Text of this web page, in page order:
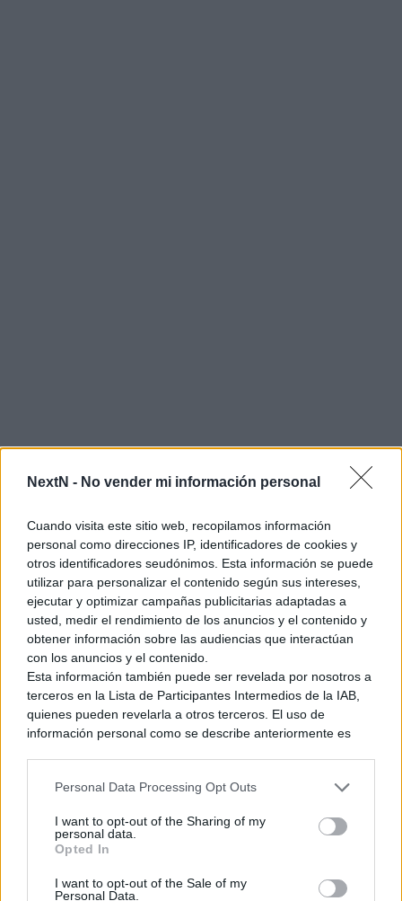
NextN - No vender mi información personal
Cuando visita este sitio web, recopilamos información
personal como direcciones IP, identificadores de cookies y
otros identificadores seudónimos. Esta información se puede
utilizar para personalizar el contenido según sus intereses,
ejecutar y optimizar campañas publicitarias adaptadas a
usted, medir el rendimiento de los anuncios y el contenido y
obtener información sobre las audiencias que interactúan
con los anuncios y el contenido.
Esta información también puede ser revelada por nosotros a
terceros en la Lista de Participantes Intermedios de la IAB,
quienes pueden revelarla a otros terceros. El uso de
información personal como se describe anteriormente es
generamos contenido relevante para nuestra audiencia.
recopilación y uso de datos en nuestra Política de
Privacidad.
terceros por nuestra parte, utilice la siguiente opción de
Personal Data Processing Opt Outs
I want to opt-out of the Sharing of my
personal data.
Opted In
I want to opt-out of the Sale of my
Personal Data.